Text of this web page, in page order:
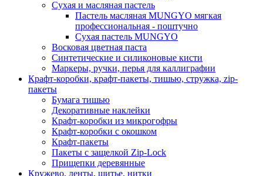
Cухая и масляная пастель
Пастель масляная MUNGYO мягкая
профессиональная - поштучно
Сухая пастель MUNGYO
Восковая цветная паста
Синтетические и силиконовые кисти
Маркеры, ручки, перья для каллиграфии
Крафт-коробки, крафт-пакеты, тишью, стружка, zip-
пакеты
Бумага тишью
Декоративные наклейки
Крафт-коробки из микрогофры
Крафт-коробки с окошком
Крафт-пакеты
Пакеты с защелкой Zip-Lock
Прищепки деревянные
Кружево, ленты, шитье, нитки